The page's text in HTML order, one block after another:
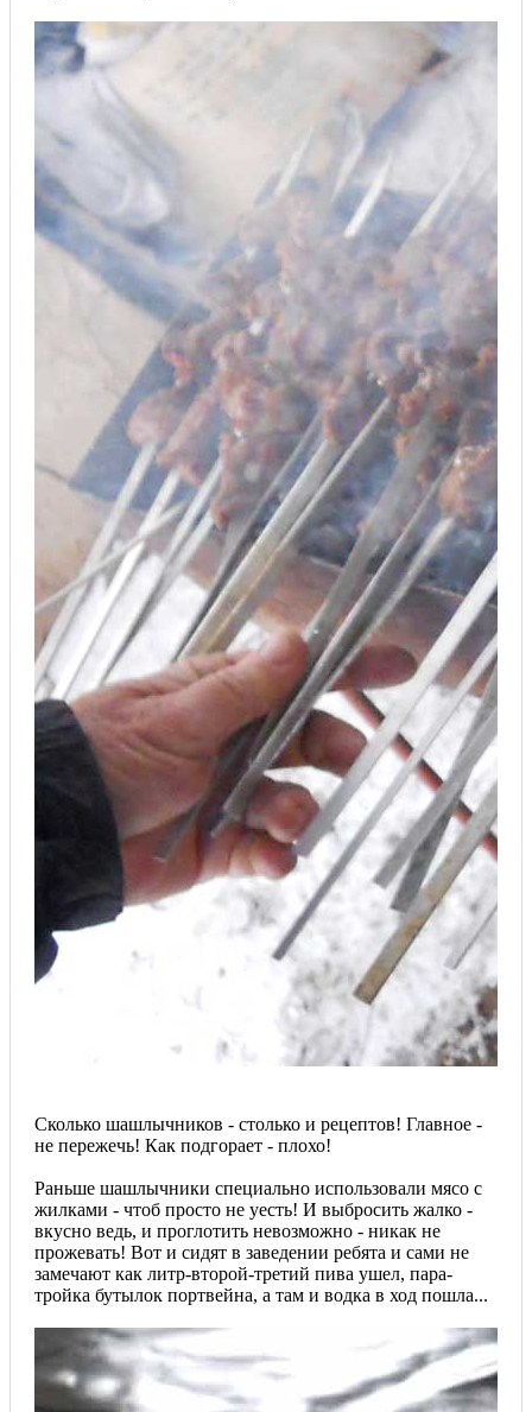
Сколько шашлычников - столько и рецептов! Главное -
не пережечь! Как подгорает - плохо!
Раньше шашлычники специально использовали мясо с
жилками - чтоб просто не уесть! И выбросить жалко -
вкусно ведь, и проглотить невозможно - никак не
прожевать! Вот и сидят в заведении ребята и сами не
замечают как литр-второй-третий пива ушел, пара-
тройка бутылок портвейна, а там и водка в ход пошла...